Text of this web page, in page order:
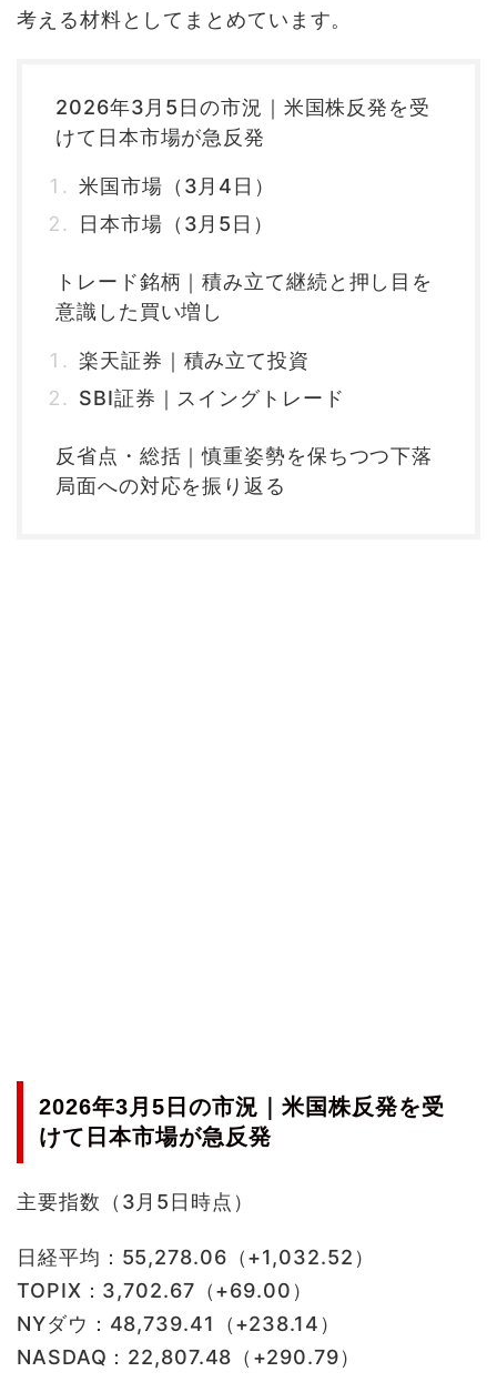
考える材料としてまとめています。
2026年3月5日の市況｜米国株反発を受
けて日本市場が急反発
米国市場（3月4日）
日本市場（3月5日）
トレード銘柄｜積み立て継続と押し目を
意識した買い増し
楽天証券｜積み立て投資
SBI証券｜スイングトレード
反省点・総括｜慎重姿勢を保ちつつ下落
局面への対応を振り返る
2026年3月5日の市況｜米国株反発を受
けて日本市場が急反発
主要指数（3月5日時点）
日経平均：55,278.06（+1,032.52）
TOPIX：3,702.67（+69.00）
NYダウ：48,739.41（+238.14）
NASDAQ：22,807.48（+290.79）